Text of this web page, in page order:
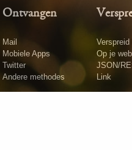
Ontvangen
Mail
Mobiele Apps
Twitter
Andere methodes
Verspreid
Op je
JSON/
Link